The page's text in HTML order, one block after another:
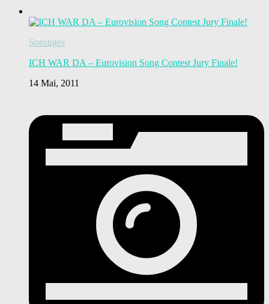
Sonstiges
ICH WAR DA – Eurovision Song Contest Jury Finale!
14 Mai, 2011